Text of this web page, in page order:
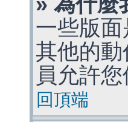
一些版
其他的
員允許您
回頂端